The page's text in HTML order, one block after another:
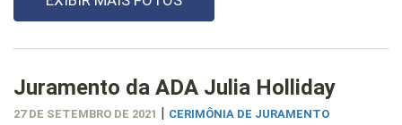
Juramento da ADA Julia Holliday
27 DE SETEMBRO DE 2021 | CERIMÔNIA DE JURAMENTO